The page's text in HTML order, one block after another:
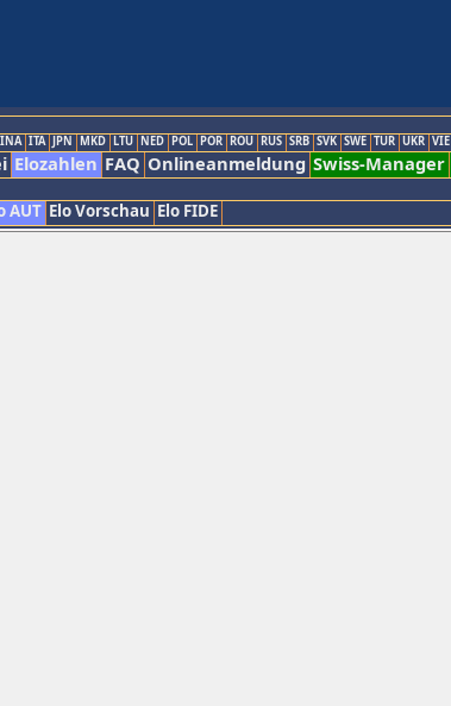
INA ITA JPN MKD LTU NED POL POR ROU RUS SRB SVK SWE TUR UKR VIE
Elozahlen FAQ Onlineanmeldung Swiss-Manager
AUT Elo Vorschau Elo FIDE